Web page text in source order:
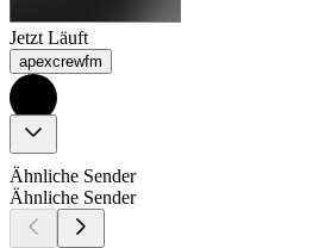
Jetzt Läuft
apexcrewfm
Ähnliche Sender
Ähnliche Sender